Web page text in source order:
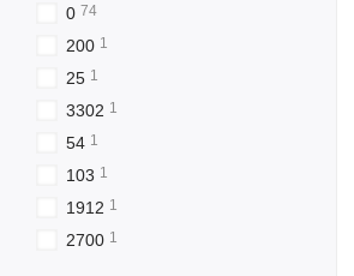
0 74
200 1
25 1
3302 1
54 1
103 1
1912 1
2700 1